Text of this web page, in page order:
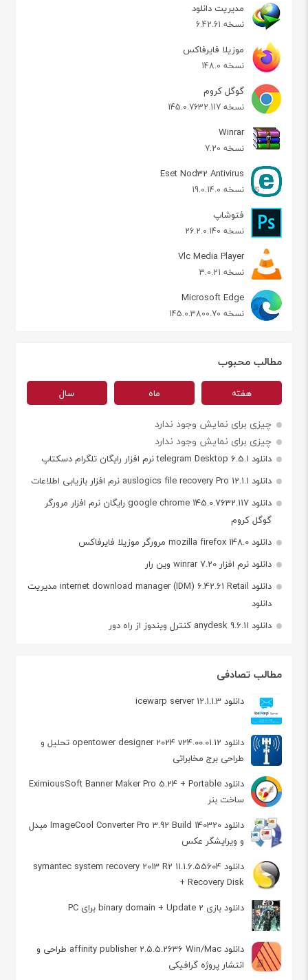
مدیریت دانلود
نسخه 6.42.61
موزیلا فایرفاکس
نسخه 148.0
گوگل کروم
نسخه 145.0.7632.117
Winrar
نسخه 7.20
Eset Nod32 Antivirus
نسخه 19.0.14.0
فتوشاپ
نسخه 26.2.0.140
Vlc Media Player
نسخه 3.0.21
Microsoft Edge
نسخه 145.0.3800.70
مطالب محبوب
هفته ماه سال
چیزی برای نمایش وجود ندارد
چیزی برای نمایش وجود ندارد
دانلود telegram Desktop 6.5.1 نرم افزار رایگان تلگرام دسکتاپ
دانلود auslogics file recovery Pro 12.1.1 نرم افزار بازیابی اطلاعات
دانلود google chrome 145.0.7632.117 رایگان نرم افزار مرورگر
گوگل کروم
دانلود mozilla firefox 148.0 مرورگر موزیلا فایرفاکس
دانلود نرم افزار winrar 7.20 وین رار
دانلود internet download manager (IDM) 6.42.61 Retail مدیریت
دانلود
دانلود anydesk 9.6.11 کنترل ویندوز از راه دور
مطالب تصادفی
دانلود icewarp server 12.1.1.3
دانلود opentower designer 2024 v24.00.01.12 تحلیل و
طراحی برج مخابراتی
دانلود EximiousSoft Banner Maker Pro 5.24 + Portable
ساخت بنر
دانلود ImageCool Converter Pro 3.92 Build 140320 مبدل
و ویرایشگر عکس
دانلود symantec system recovery 2013 R2 11.1.6.55604
+ Recovery Disk
دانلود بازی binary domain + Update 2 برای PC
دانلود affinity publisher 2.5.5.2636 Win/Mac طراحی و
انتشار پروژه گرافیکی